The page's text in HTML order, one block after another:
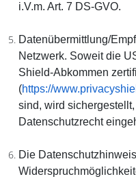
i.V.m. Art. 7 DS-GVO.
Datenübermittlung/
Netzwerk. Soweit die
Shield-Abkommen
(https://
sind, wird
Datenschutzrecht
Die